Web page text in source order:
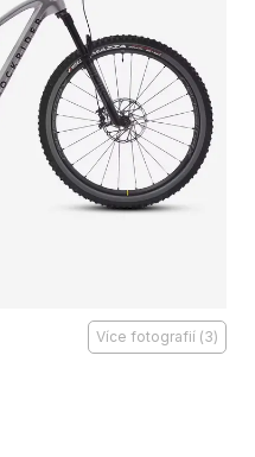
Více fotografií (3)